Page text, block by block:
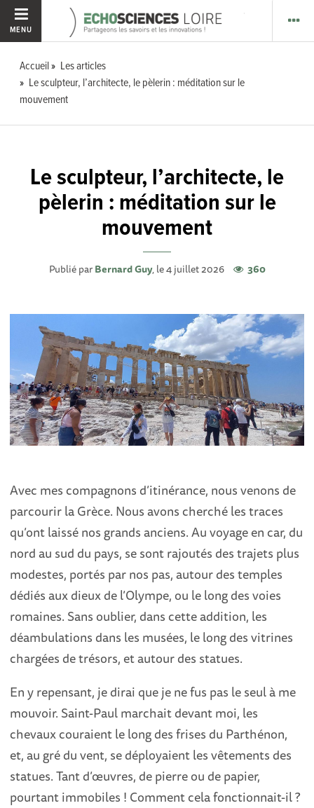
MENU
Accueil
Les articles
Le sculpteur, l’architecte, le pèlerin : méditation sur le
mouvement
Le sculpteur, l’architecte, le
pèlerin : méditation sur le
mouvement
Publié parBernard Guy, le 4 juillet 2026 360
Avec mes compagnons d’itinérance, nous venons de
parcourir la Grèce. Nous avons cherché les traces
qu’ont laissé nos grands anciens. Au voyage en car, du
nord au sud du pays, se sont rajoutés des trajets plus
modestes, portés par nos pas, autour des temples
dédiés aux dieux de l’Olympe, ou le long des voies
romaines. Sans oublier, dans cette addition, les
déambulations dans les musées, le long des vitrines
chargées de trésors, et autour des statues.
En y repensant, je dirai que je ne fus pas le seul à me
mouvoir. Saint-Paul marchait devant moi, les
chevaux couraient le long des frises du Parthénon,
et, au gré du vent, se déployaient les vêtements des
statues. Tant d’œuvres, de pierre ou de papier,
pourtant immobiles ! Comment cela fonctionnait-il ?